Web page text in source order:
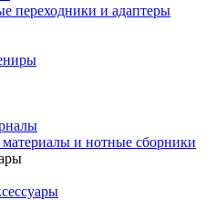
переходники и адаптеры
и нотные сборники